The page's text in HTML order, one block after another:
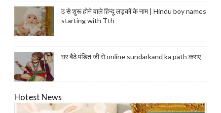
ठ से शुरू होने वाले हिन्दू लड़कों के नाम | Hindu boy names
starting with Tth
घर बैठे पंडित जी से online sundarkand ka path कराए
Hotest News